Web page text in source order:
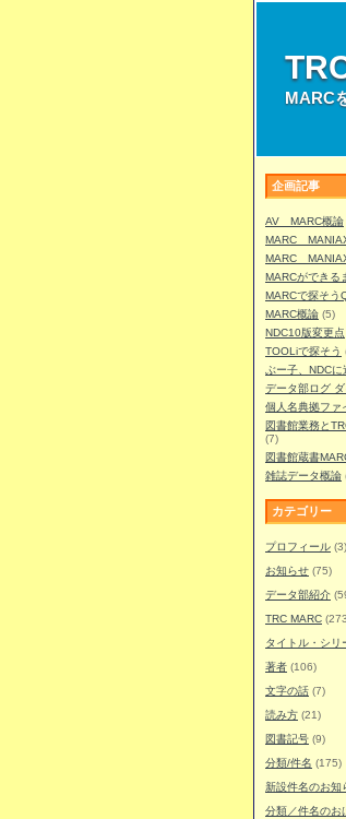
MARC
企画記事
AV MARC概論
MARC
MARC
MARCができる
MARCで探そう
MARC概論 (5)
NDC10版変更点
TOOLiで探そう
ぶー子、NDCに
データ部ログ
個人名典拠ファ
図書館業務と
(7)
図書館蔵書
雑誌データ概論
カテゴリー
プロフィール (3)
お知らせ (75)
データ部紹介
TRC MARC
タイトル・シリ
著者 (106)
文字の話 (7)
読み方 (21)
図書記号 (9)
分類/件名 (175)
新設件名のお知
分類／件名のお